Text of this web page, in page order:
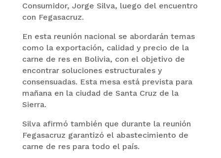
Consumidor, Jorge Silva, luego del encuentro
con Fegasacruz.
En esta reunión nacional se abordarán temas
como la exportación, calidad y precio de la
carne de res en Bolivia, con el objetivo de
encontrar soluciones estructurales y
consensuadas. Esta mesa está prevista para
mañana en la ciudad de Santa Cruz de la
Sierra.
Silva afirmó también que durante la reunión
Fegasacruz garantizó el abastecimiento de
carne de res para todo el país.